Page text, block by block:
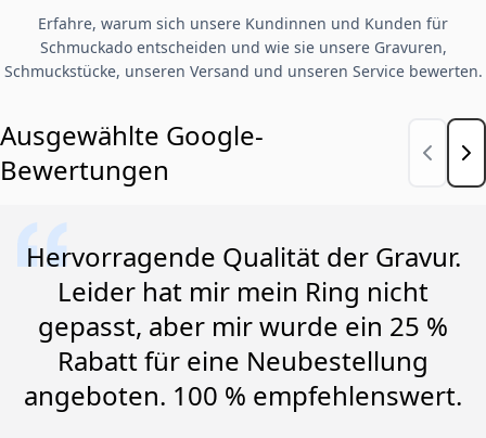
Erfahre, warum sich unsere Kundinnen und Kunden für
Schmuckado entscheiden und wie sie unsere Gravuren,
Schmuckstücke, unseren Versand und unseren Service bewerten.
Ausgewählte Google-
Bewertungen
Hervorragende Qualität der Gravur.
Leider hat mir mein Ring nicht
gepasst, aber mir wurde ein 25 %
Rabatt für eine Neubestellung
angeboten. 100 % empfehlenswert.